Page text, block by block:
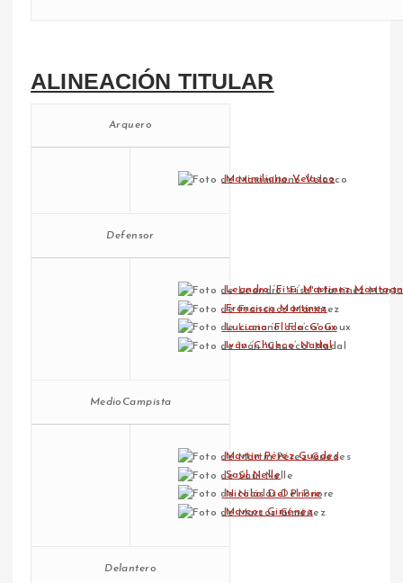
ALINEACIÓN TITULAR
Arquero
Maximiliano Velazco
Defensor
Leandro ‘Fisu’ Martinez
Francisco Martínez
Luciano ‘Flaco’ Goux
Iván ‘Chueco’ Nadal
MedioCampista
Martín Pérez Guedes
Saúl Nelle
Nicolás Del Priore
Marcos Giménez
Delantero